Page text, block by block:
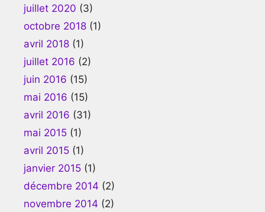
juillet 2020 (3)
octobre 2018 (1)
avril 2018 (1)
juillet 2016 (2)
juin 2016 (15)
mai 2016 (15)
avril 2016 (31)
mai 2015 (1)
avril 2015 (1)
janvier 2015 (1)
décembre 2014 (2)
novembre 2014 (2)